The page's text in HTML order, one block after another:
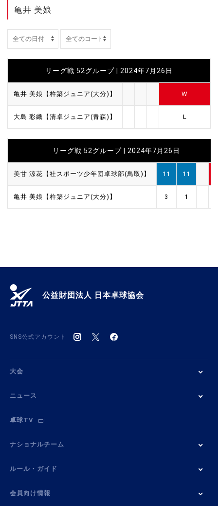
亀井 美娘
リーグ戦 52グループ | 2024年7月26日
亀井 美娘【杵築ジュニア(大分)】 W
大島 彩織【清卓ジュニア(青森)】 L
リーグ戦 52グループ | 2024年7月26日
美甘 涼花【社スポーツ少年団卓球部(鳥取)】 11 11
亀井 美娘【杵築ジュニア(大分)】 3 1
公益財団法人 日本卓球協会
SNS公式アカウント
大会
ニュース
卓球TV
ナショナルチーム
ルール・ガイド
会員向け情報